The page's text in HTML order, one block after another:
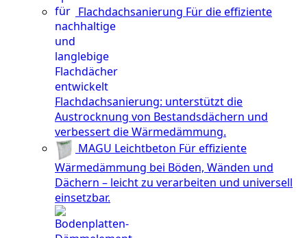
Flachdachsanierung Für die effiziente
Flachdachsanierung: unterstützt die
Austrocknung von Bestandsdächern und
verbessert die Wärmedämmung.
MAGU Leichtbeton Für effiziente
Wärmedämmung bei Böden, Wänden und
Dächern – leicht zu verarbeiten und universell
einsetzbar.